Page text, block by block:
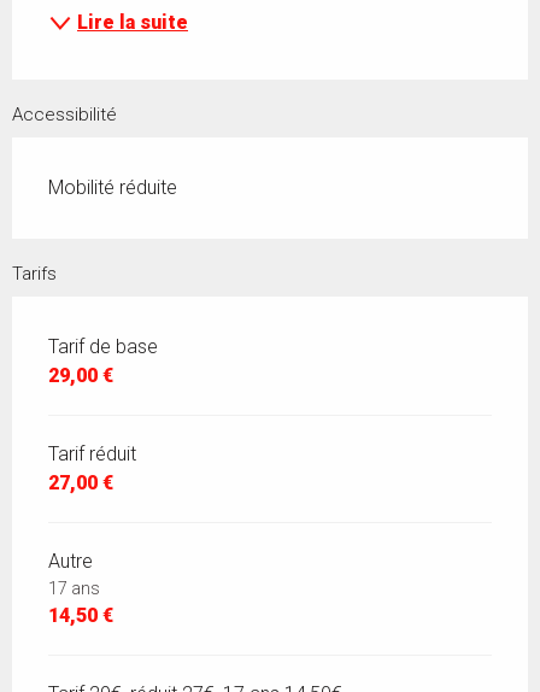
Lire la suite
Accessibilité
Mobilité réduite
Tarifs
Tarif de base
29,00 €
Tarif réduit
27,00 €
Autre
17 ans
14,50 €